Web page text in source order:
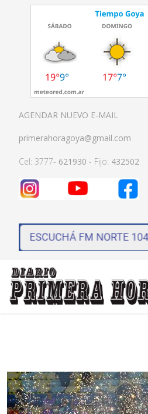
AGENDAR NUEVO E-MAIL
primerahoragoya@gmail.com
Cel: 3777- 621930 - Fijo: 432502